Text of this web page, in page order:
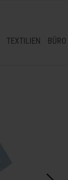
TEXTILIEN BÜRO